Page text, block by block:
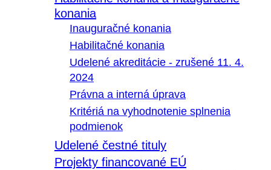
konania
Inauguračné konania
Habilitačné konania
Udelené akreditácie - zrušené 11. 4.
2024
Právna a interná úprava
Kritériá na vyhodnotenie splnenia
podmienok
Udelené čestné tituly
Projekty financované EÚ